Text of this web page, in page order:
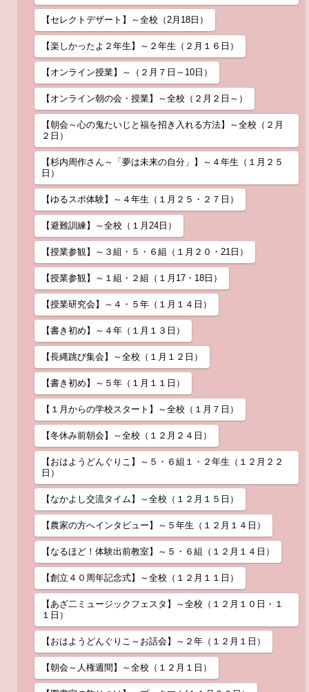
【セレクトデザート】～全校（2月18日）
【楽しかったよ２年生】～２年生（２月１６日）
【オンライン授業】～（２月７日～10日）
【オンライン朝の会・授業】～全校（２月２日～）
【朝会～心の鬼たいじと福を招き入れる方法】～全校（２月
２日）
【杉内周作さん～「夢は未来の自分」】～４年生（１月２５
日）
【ゆるスポ体験】～４年生（１月２５・２７日）
【避難訓練】～全校（１月24日）
【授業参観】～３組・５・６組（１月２０・21日）
【授業参観】～１組・２組（１月17・18日）
【授業研究会】～４・５年（１月１４日）
【書き初め】～４年（１月１３日）
【長縄跳び集会】～全校（１月１２日）
【書き初め】～５年（１月１１日）
【１月からの学校スタート】～全校（１月７日）
【冬休み前朝会】～全校（１２月２４日）
【おはようどんぐりこ】～５・６組１・２年生（１２月２２
日）
【なかよし交流タイム】～全校（１２月１５日）
【農家の方へインタビュー】～５年生（１２月１４日）
【なるほど！体験出前教室】～５・６組（１２月１４日）
【創立４０周年記念式】～全校（１２月１１日）
【あざ二ミュージックフェスタ】～全校（１２月１０日・１
１日）
【おはようどんぐりこ～お話会】～２年（１２月１日）
【朝会～人権週間】～全校（１２月１日）